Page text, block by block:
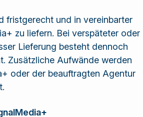
fristgerecht und in vereinbarter
zu liefern. Bei verspäteter oder
Lieferung besteht dennoch
Zusätzliche Aufwände werden
oder der beauftragten Agentur